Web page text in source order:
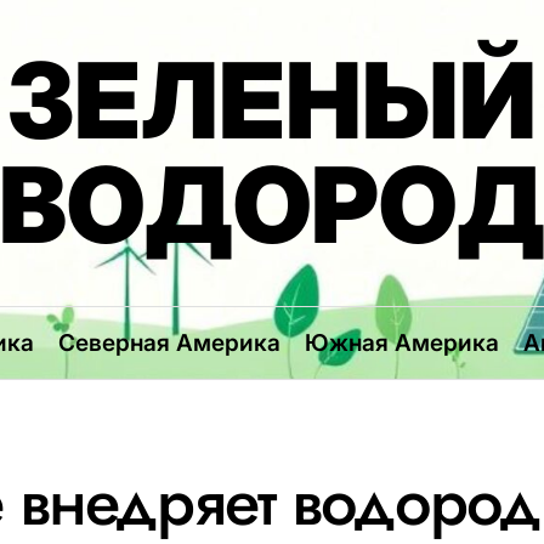
ЗЕЛЕНЫЙ
ВОДОРОД
Северная Америка Южная Америка
внедряет